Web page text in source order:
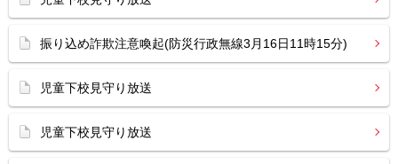
振り込め詐欺注意喚起(防災行政無線3月16日11時15分)
児童下校見守り放送
児童下校見守り放送